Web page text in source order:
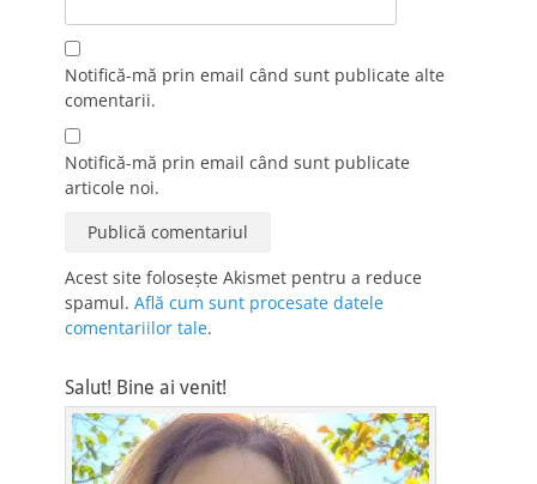
Notifică-mă prin email când sunt publicate alte
comentarii.
Notifică-mă prin email când sunt publicate
articole noi.
Acest site folosește Akismet pentru a reduce
spamul. Află cum sunt procesate datele
comentariilor tale.
Salut! Bine ai venit!